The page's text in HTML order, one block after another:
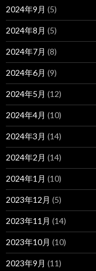
2024年9月 (5)
2024年8月 (5)
2024年7月 (8)
2024年6月 (9)
2024年5月 (12)
2024年4月 (10)
2024年3月 (14)
2024年2月 (14)
2024年1月 (10)
2023年12月 (5)
2023年11月 (14)
2023年10月 (10)
2023年9月 (11)